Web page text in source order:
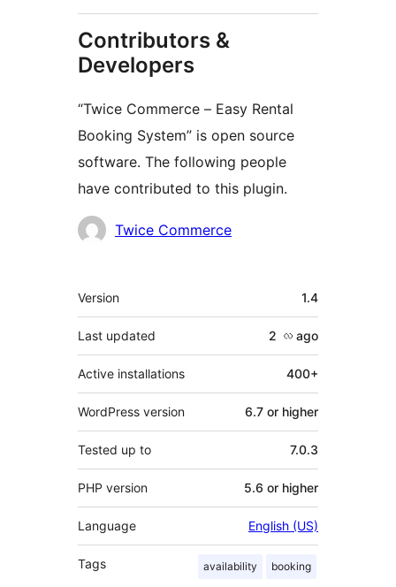
Contributors &
Developers
“Twice Commerce – Easy Rental
Booking System” is open source
software. The following people
have contributed to this plugin.
Contributors
Twice Commerce
Meta
Version 1.4
Last updated 2 လ ago
Active installations 400+
WordPress version 6.7 or higher
Tested up to 7.0.3
PHP version 5.6 or higher
Language English (US)
Tags availability booking